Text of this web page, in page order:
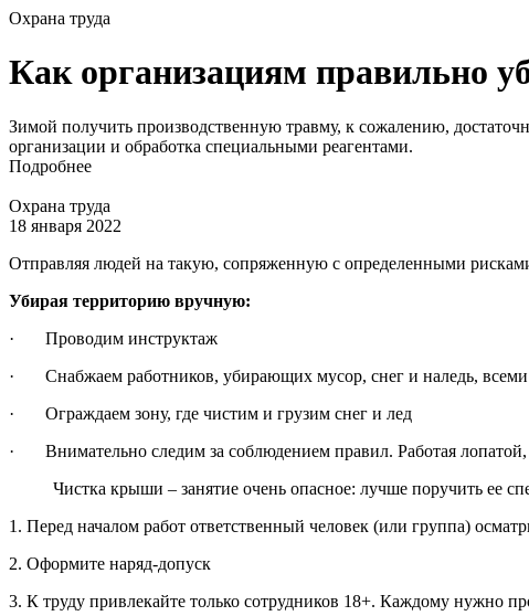
Охрана труда
Как организациям правильно
Зимой получить производственную травму, к сожалению,
организации и обработка специальными реагентами.
Подробнее
Охрана труда
18 января 2022
Отправляя людей на такую, сопряженную с определенными
Убирая территорию вручную:
· Проводим инструктаж
· Снабжаем работников, убирающих мусор, снег и наледь,
· Ограждаем зону, где чистим и грузим снег и лед
· Внимательно следим за соблюдением правил. Работая лопатой,
Чистка крыши – занятие очень опасное: лучше поручить ее
1. Перед началом работ ответственный человек (или группа)
2. Оформите наряд-допуск
3. К труду привлекайте только сотрудников 18+. Каждому нужно